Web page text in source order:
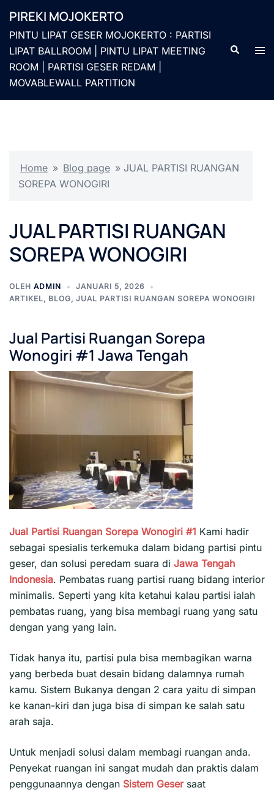
kePIREKI MOJOKERTO
PINTU LIPAT GESER MOJOKERTO : PARTISI
LIPAT BALLROOM | PINTU LIPAT MEETING
ROOM | PARTISI GESER REDAM |
MOVABLEWALL PARTITION
Cari
Home » Blog page » JUAL PARTISI RUANGAN
SOREPA WONOGIRI
JUAL PARTISI RUANGAN
SOREPA WONOGIRI
OLEH ADMIN
JANUARI 5, 2026
ARTIKEL, BLOG, JUAL PARTISI RUANGAN SOREPA WONOGIRI
Jual Partisi Ruangan Sorepa
Wonogiri #1 Jawa Tengah
Jual Partisi Ruangan Sorepa Wonogiri #1 Kami hadir
sebagai spesialis terkemuka dalam bidang partisi pintu
geser, dan solusi peredam suara di Jawa Tengah
Indonesia. Pembatas ruang partisi ruang bidang interior
minimalis. Seperti yang kita ketahui kalau partisi ialah
pembatas ruang, yang bisa membagi ruang yang satu
dengan yang yang lain.
Tidak hanya itu, partisi pula bisa membagikan warna
yang berbeda buat desain bidang dalamnya rumah
kamu. Sistem Bukanya dengan 2 cara yaitu di simpan
ke kanan-kiri dan juga bisa di simpan ke salah satu
arah saja.
Untuk menjadi solusi dalam membagi ruangan anda.
Penyekat ruangan ini sangat mudah dan praktis dalam
penggunaannya dengan Sistem Gesersaat